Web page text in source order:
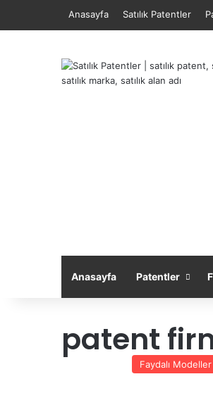
Anasayfa Satılık Patentler
Anasayfa Patentler
patent
Faydalı Modeller